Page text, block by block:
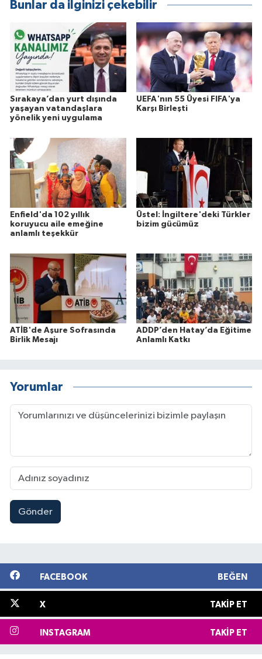
Bunlar da ilginizi çekebilir
Sırakaya’dan yurt dışında
yaşayan vatandaşlara
yönelik yeni uygulama
UEFA'nın 55 Üyesi FIFA'ya
Karşı Birleşti
Enfield'da 102 yıllık
koruyucu aile emeğine
anlamlı teşekkür
Üstel: İngiltere'deki Türkler
bizim gücümüz
ATİB'de Aşure Sofrasında
Birlik Mesajı
ADDP’den Hatay’da Eğitime
Anlamlı Katkı
Yorumlar
Gönder
FACEBOOK BEĞEN
X TAKIP ET
INSTAGRAM TAKIP ET